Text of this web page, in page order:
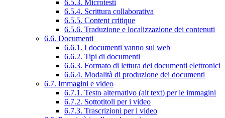
6.5.3. Microtesti
6.5.4. Scrittura collaborativa
6.5.5. Content critique
6.5.6. Traduzione e localizzazione dei contenuti
6.6. Documenti
6.6.1. I documenti vanno sul web
6.6.2. Tipi di documenti
6.6.3. Formato di lettura dei documenti elettronici
6.6.4. Modalità di produzione dei documenti
6.7. Immagini e video
6.7.1. Testo alternativo (alt text) per le immagini
6.7.2. Sottotitoli per i video
6.7.3. Trascrizioni per i video